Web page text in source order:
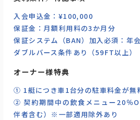
入会申込金：¥100,000
保証金：月額利用料の3か月分
保証システム（BAN）加入必須：年
ダブルバース条件あり（59FT以上）
オーナー様特典
① 1艇につき車1台分の駐車料金が無
② 契約期間中の飲食メニュー20％
伴者含む）※一部適用除外あり